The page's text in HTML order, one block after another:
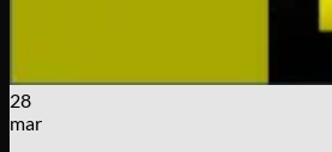
28
mar